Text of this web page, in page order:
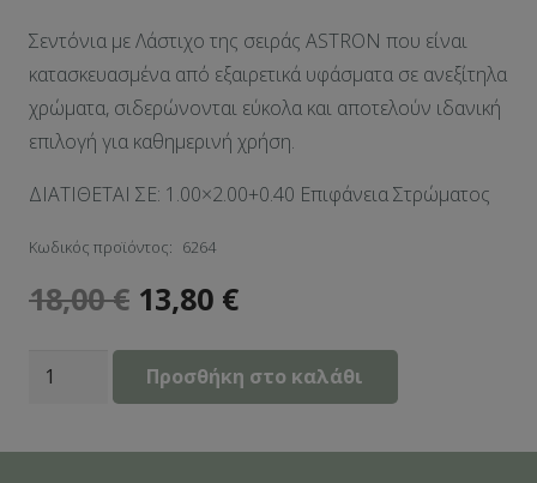
Σεντόνια με Λάστιχο της σειράς ΑSTRON που είναι
κατασκευασμένα από εξαιρετικά υφάσματα σε ανεξίτηλα
χρώματα, σιδερώνονται εύκολα και αποτελούν ιδανική
επιλογή για καθημερινή χρήση.
ΔΙΑΤΙΘΕΤΑΙ ΣΕ: 1.00×2.00+0.40 Επιφάνεια Στρώματος
Κωδικός προϊόντος: 6264
18,00€ 13,80 €
Σεντόνι
Προσθήκη στο καλάθι